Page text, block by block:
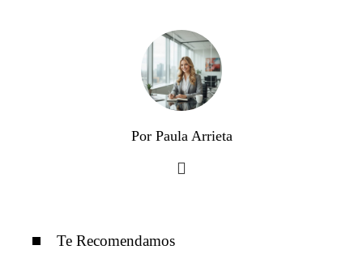
Por Paula Arrieta
Te Recomendamos